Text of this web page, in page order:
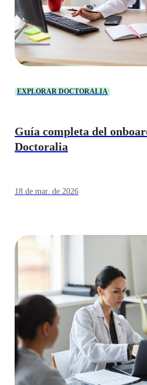
EXPLORAR DOCTORALIA
Guía completa del
Doctoralia
18 de mar. de 2026